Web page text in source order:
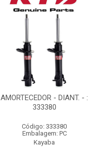
AMORTECEDOR - DIANT. - :
333380
Código: 333380
Embalagem: PC
Kayaba